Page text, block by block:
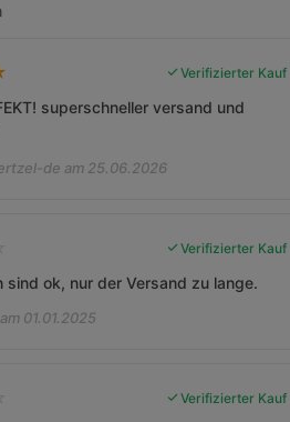
Verifizierter Kauf
superschneller versand und
de am 25.06.2026
Verifizierter Kauf
sind ok, nur der Versand zu lange.
01.01.2025
Verifizierter Kauf